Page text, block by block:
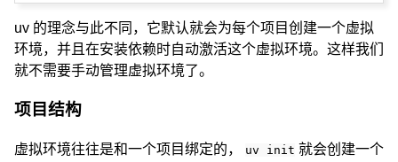
uv 的理念与此不同，它默认就会为每个项目创建一个虚拟
环境，并且在安装依赖时自动激活这个虚拟环境。这样我们
就不需要手动管理虚拟环境了。
项目结构
虚拟环境往往是和一个项目绑定的， uv init 就会创建一个